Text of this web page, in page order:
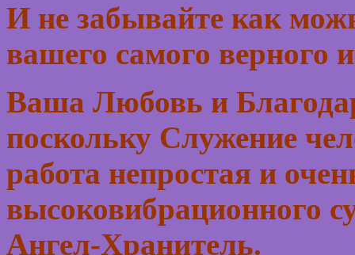
И не забывайте как
вашего самого верного
Ваша Любовь и
поскольку Служение
работа непростая и
высоковибрационного
Ангел-Хранитель.